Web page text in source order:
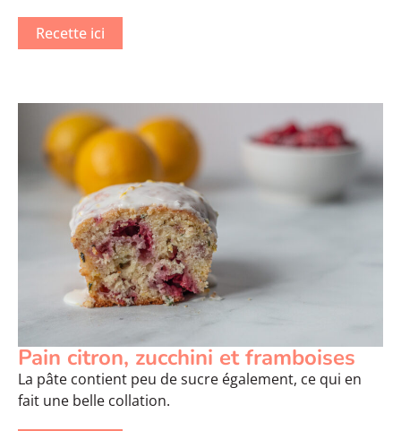
Recette ici
Pain citron, zucchini et framboises
La pâte contient peu de sucre également, ce qui en
fait une belle collation.